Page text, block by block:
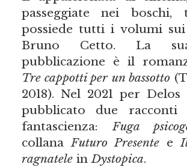
passeggiate nei boschi,
possiede tutti i volumi
Bruno Cetto. La
pubblicazione è il
Tre cappotti per un bassotto
2018). Nel 2021 per
pubblicato due
fantascienza:Fuga
collanaFuturo Presentee
ragnateleinDystopica.